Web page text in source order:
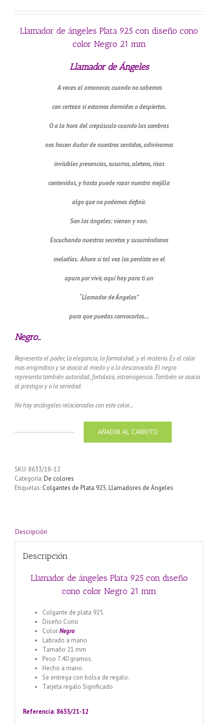
Llamador de ángeles Plata 925 con diseño cono
color Negro 21 mm
Llamador de Ángeles
A veces al amanecer, cuando no sabemos
con certeza si estamos dormidos o despiertos.
O a la hora del crepúsculo cuando las sombras
nos hacen dudar de nuestros sentidos, adivinamos
invisibles presencias, susurros, aleteos, risas
contenidas, y hasta puede rozar nuestra mejilla
algo que no podemos definir.
Son los ángeles: vienen y van.
Escuchando nuestros secretos y susurrándonos
melodías. Ahora si tal vez los perdiste en el
apuro por vivir, aquí hay para ti un
“Llamador de Ángeles”
para que puedas convocarlos…
Negro…
Representa el poder, la elegancia, la formalidad, y el misterio.Es el color
mas enigmático y se asocia al miedo y a lo desconocido.El negro
representa también autoridad, fortaleza, intransigencia. También se asocia
al prestigio y a la seriedad.
No hay arcángeles relacionados con este color…
925
con
diseño
21
AÑADIR AL CARRITO
SKU: 8633/18-12
Categoría:De colores
Etiquetas: Colgantes de Plata 925,Llamadores de Ángeles
Descripción
Descripción
Llamador de ángeles Plata 925 con diseño
cono color Negro 21 mm
Colgante de plata 925.
Diseño Cono
ColorNegro
Labrado a mano
Tamaño 21 mm
Peso 7.40 gramos.
Hecho a mano.
Se entrega con bolsa de regalo.
Tarjeta regalo Significado
Referencia: 8633/21-12